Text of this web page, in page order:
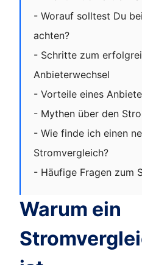
- Worauf solltest Du
achten?
- Schritte zum
Anbieterwechsel
- Vorteile eines
- Mythen über den
- Wie finde ich einen
Stromvergleich?
- Häufige Fragen zum
Warum ein